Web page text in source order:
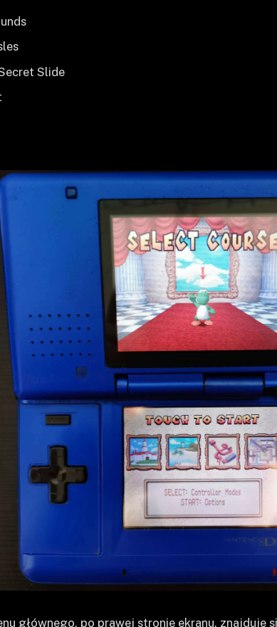
Slide
głównego, po prawej stronie ekranu, znajduje